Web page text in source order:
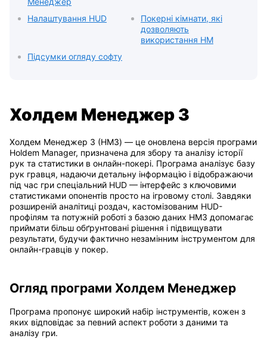
Налаштування HUD
Покерні кімнати, які
дозволяють
використання HM
Підсумки огляду софту
Холдем Менеджер 3
Холдем Менеджер 3 (HM3) — це оновлена версія програми
Holdem Manager, призначена для збору та аналізу історії
рук та статистики в онлайн-покері. Програма аналізує базу
рук гравця, надаючи детальну інформацію і відображаючи
під час гри спеціальний HUD — інтерфейс з ключовими
статистиками опонентів просто на ігровому столі. Завдяки
розширеній аналітиці роздач, кастомізованим HUD-
профілям та потужній роботі з базою даних HM3 допомагає
приймати більш обґрунтовані рішення і підвищувати
результати, будучи фактично незамінним інструментом для
онлайн-гравців у покер.
Огляд програми Холдем Менеджер
Програма пропонує широкий набір інструментів, кожен з
яких відповідає за певний аспект роботи з даними та
аналізу гри.